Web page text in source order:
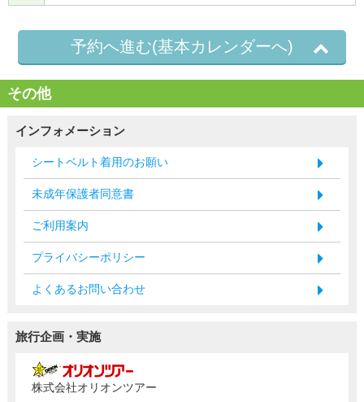
予約へ進む(基本カレンダーへ)
その他
インフォメーション
シートベルト着用のお願い
未成年保護者同意書
ご利用案内
プライバシーポリシー
よくあるお問い合わせ
旅行企画・実施
株式会社オリオンツアー